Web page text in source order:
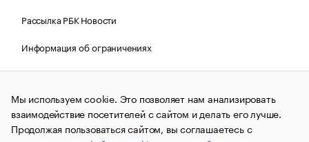
Рассылка РБК Новости
Информация об ограничениях
Правовая информация
О соблюдении авторских прав
© АО «РОСБИЗНЕСКОНСАЛТИНГ»,1995–2026.Сообщения
и материалы информационного агентства «РБК»
(зарегистрировано Федеральной службой по надзору в сфере
связи, информационных технологий и массовых
Мы используем cookie. Это позволяет нам анализировать
взаимодействие посетителей с сайтом и делать его лучше.
Продолжая пользоваться сайтом, вы соглашаетесь с